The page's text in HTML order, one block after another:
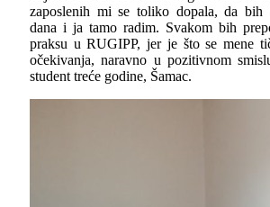
zaposlenih mi se toliko dopala, da bih
dana i ja tamo radim. Svakom bih
praksu u RUGIPP, jer je što se mene
očekivanja, naravno u pozitivnom
student treće godine, Šamac.